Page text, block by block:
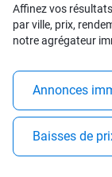
Affinez vos
par ville, prix,
notre agrégateur
Annonces
Baisses de